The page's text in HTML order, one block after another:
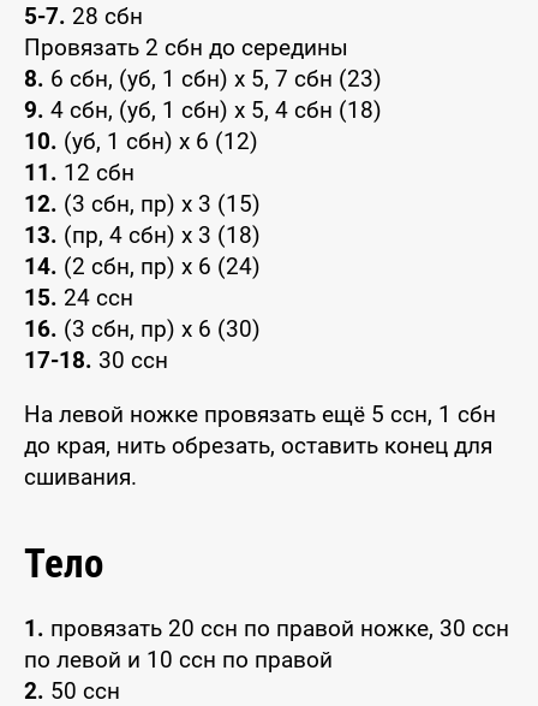
5-7. 28 сбн
Провязать 2 сбн до середины
8. 6 сбн, (уб, 1 сбн) х 5, 7 сбн (23)
9. 4 сбн, (уб, 1 сбн) х 5, 4 сбн (18)
10. (уб, 1 сбн) х 6 (12)
11. 12 сбн
12. (3 сбн, пр) х 3 (15)
13. (пр, 4 сбн) х 3 (18)
14. (2 сбн, пр) х 6 (24)
15. 24 ссн
16. (3 сбн, пр) х 6 (30)
17-18. 30 ссн
На левой ножке провязать ещё 5 ссн, 1 сбн
до края, нить обрезать, оставить конец для
сшивания.
Тело
1. провязать 20 ссн по правой ножке, 30 ссн
по левой и 10 ссн по правой
2. 50 ссн